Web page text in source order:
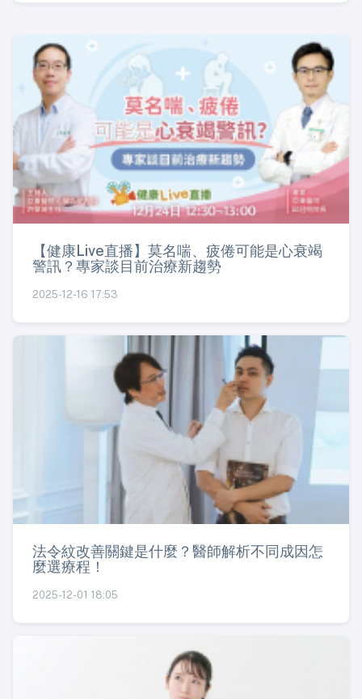
【健康Live直播】莫名喘、疲倦可能是心衰竭
警訊？專家談目前治療新趨勢
2025-12-16 17:53
法令紋改善關鍵是什麼？醫師解析不同成因怎
麼選療程！
2025-12-01 18:05